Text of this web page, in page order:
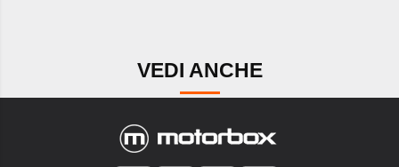
VEDI ANCHE